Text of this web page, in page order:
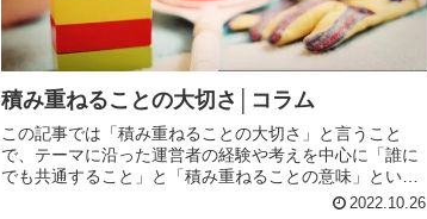
積み重ねることの大切さ│コラム
この記事では「積み重ねることの大切さ」と言うこと
で、テーマに沿った運営者の経験や考えを中心に「誰に
でも共通すること」と「積み重ねることの意味」という
項目に分けて記事にしています。仕事や療育でも役に立
2022.10.26